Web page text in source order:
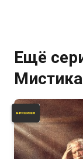
Ещё
Мистика